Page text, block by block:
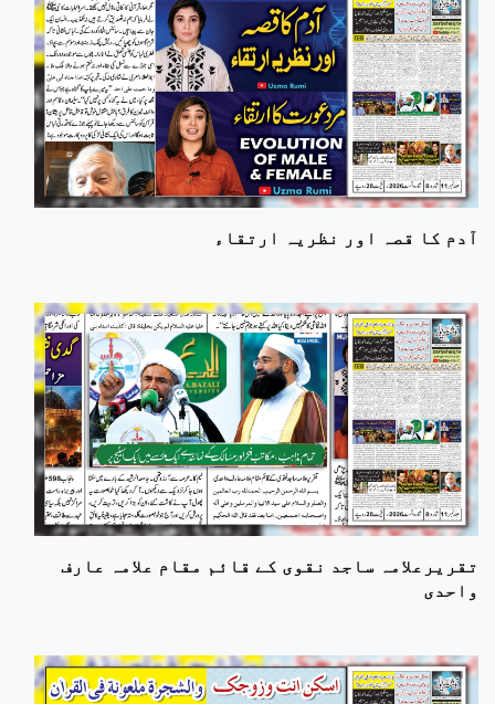
آدم کا قصہ اور نظریہ ارتقاء
تقریرعلامہ ساجد نقوی کے قائم مقام علامہ عارف
واحدی